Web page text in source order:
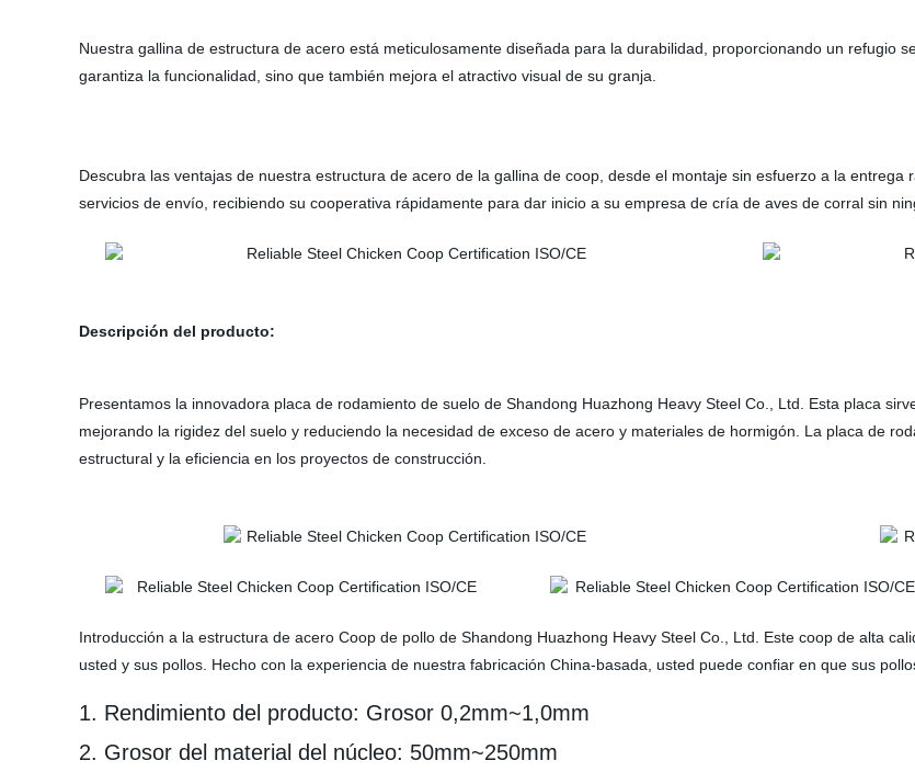
Nuestra gallina de estructura de acero está meticulosamente diseñada para la durabilidad, proporcionando un refugio
garantiza la funcionalidad, sino que también mejora el atractivo visual de su granja.
Descubra las ventajas de nuestra estructura de acero de la gallina de coop, desde el montaje sin esfuerzo a la
servicios de envío, recibiendo su cooperativa rápidamente para dar inicio a su empresa de cría de aves de corral sin
Descripción del producto:
Presentamos la innovadora placa de rodamiento de suelo de Shandong Huazhong Heavy Steel Co., Ltd. Esta placa
mejorando la rigidez del suelo y reduciendo la necesidad de exceso de acero y materiales de hormigón. La placa de
estructural y la eficiencia en los proyectos de construcción.
Introducción a la estructura de acero Coop de pollo de Shandong Huazhong Heavy Steel Co., Ltd. Este coop de alta
usted y sus pollos. Hecho con la experiencia de nuestra fabricación China-basada, usted puede confiar en que sus
1. Rendimiento del producto: Grosor 0,2mm~1,0mm
2. Grosor del material del núcleo: 50mm~250mm